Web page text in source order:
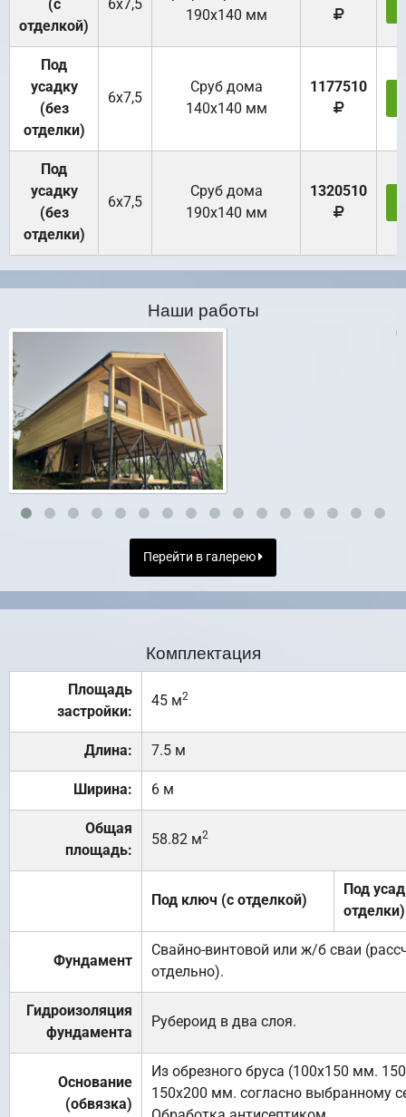
(с
отделкой)
6х7,5
190х140 мм
Под
усадку
(без
отделки)
6х7,5
Cруб дома
140х140 мм
1177510
Под
усадку
(без
отделки)
6х7,5
Cруб дома
190х140 мм
1320510
Наши работы
Перейти в галерею
Комплектация
Площадь
застройки:
45 м2
Длина: 7.5 м
Ширина: 6 м
Общая
площадь:
58.82 м2
Под ключ (с отделкой)
Под
отделки)
Фундамент
Свайно-винтовой или ж/б сваи
отдельно).
Гидроизоляция
фундамента
Рубероид в два слоя.
Основание
(обвязка)
Из обрезного бруса (100х150 мм.
150х200 мм. согласно выбранному